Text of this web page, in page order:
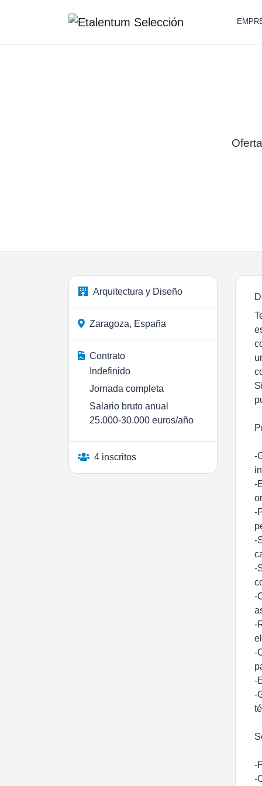
Arquitectura y Diseño
Zaragoza, España
Contrato
Indefinido
Jornada completa
Salario bruto anual
25.000-30.000 euros/año
4 inscritos
-
-
-
-
-
-
-
-
-
-
-
-